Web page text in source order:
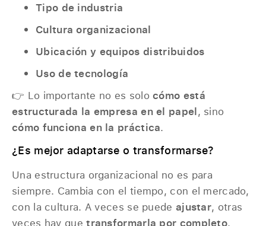
Tipo de industria
Cultura organizacional
Ubicación y equipos distribuidos
Uso de tecnología
👉 Lo importante no es solocómo está
estructurada la empresa en el papel, sino
cómo funciona en la práctica.
¿Es mejor adaptarse o transformarse?
Una estructura organizacional no es para
siempre. Cambia con el tiempo, con el mercado,
con la cultura. A veces se puede ajustar, otras
veces hay quetransformarla por completo.